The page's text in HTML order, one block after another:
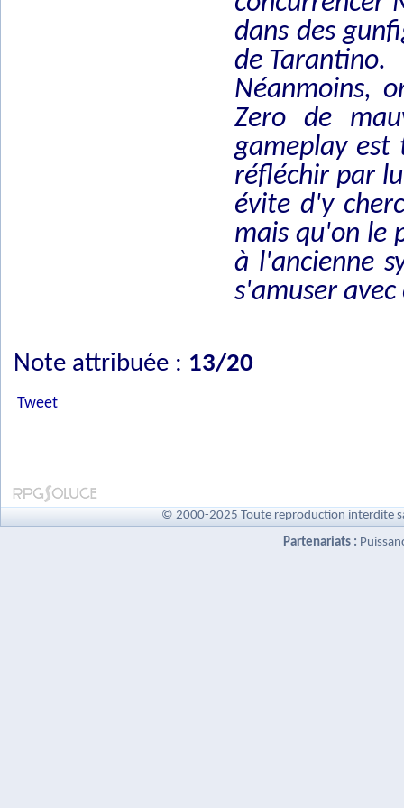
dans des
de Tarantino.
Néanmoins,
Zero de
gameplay est
réfléchir par
évite d'y
mais qu'on le
à l'ancienne
s'amuser
Note attribuée : 13/20
Tweet
© 2000-2025 Toute reproduction interdite
Partenariats :